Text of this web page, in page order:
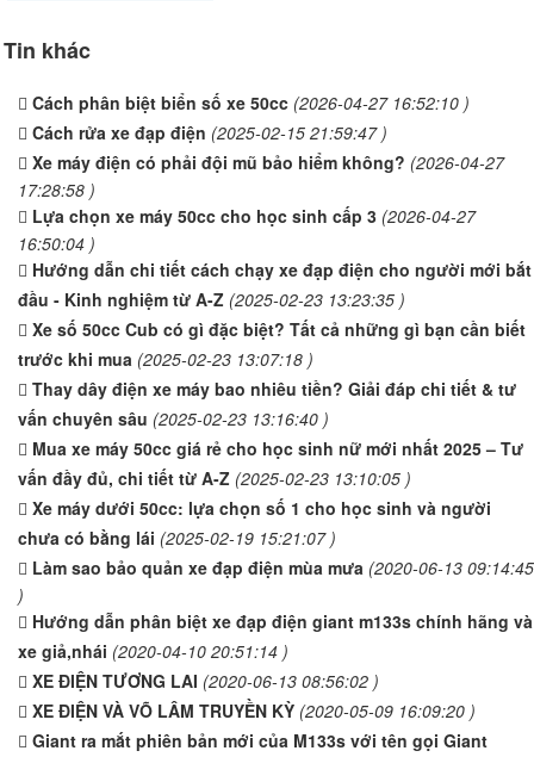
Tin khác
Cách phân biệt biển số xe 50cc (2026-04-27 16:52:10 )
Cách rửa xe đạp điện (2025-02-15 21:59:47 )
Xe máy điện có phải đội mũ bảo hiểm không? (2026-04-27
17:28:58 )
Lựa chọn xe máy 50cc cho học sinh cấp 3 (2026-04-27
16:50:04 )
Hướng dẫn chi tiết cách chạy xe đạp điện cho người mới bắt
đầu - Kinh nghiệm từ A-Z (2025-02-23 13:23:35 )
Xe số 50cc Cub có gì đặc biệt? Tất cả những gì bạn cần biết
trước khi mua (2025-02-23 13:07:18 )
Thay dây điện xe máy bao nhiêu tiền? Giải đáp chi tiết & tư
vấn chuyên sâu (2025-02-23 13:16:40 )
Mua xe máy 50cc giá rẻ cho học sinh nữ mới nhất 2025 – Tư
vấn đầy đủ, chi tiết từ A-Z (2025-02-23 13:10:05 )
Xe máy dưới 50cc: lựa chọn số 1 cho học sinh và người
chưa có bằng lái (2025-02-19 15:21:07 )
Làm sao bảo quản xe đạp điện mùa mưa (2020-06-13 09:14:45
)
Hướng dẫn phân biệt xe đạp điện giant m133s chính hãng và
xe giả,nhái (2020-04-10 20:51:14 )
XE ĐIỆN TƯƠNG LAI (2020-06-13 08:56:02 )
XE ĐIỆN VÀ VÕ LÂM TRUYỀN KỲ (2020-05-09 16:09:20 )
Giant ra mắt phiên bản mới của M133s với tên gọi Giant